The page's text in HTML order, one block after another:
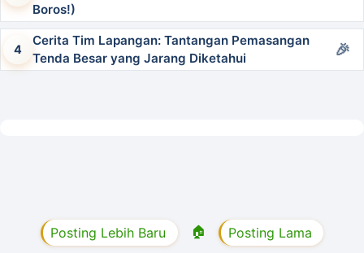
Boros!)
Cerita Tim Lapangan: Tantangan Pemasangan
Tenda Besar yang Jarang Diketahui
Posting Lebih Baru 🏠 Posting Lama